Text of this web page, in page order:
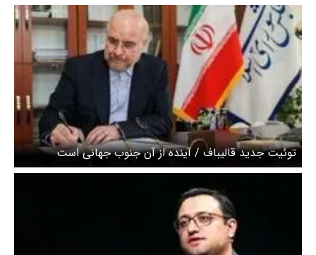
توئیت جدید قالیباف / آینده از آن جنوب جهانی است